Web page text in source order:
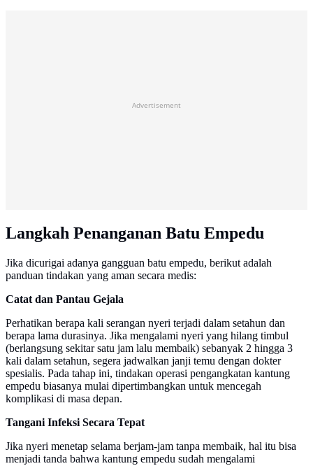
Advertisement
Langkah Penanganan Batu Empedu
Jika dicurigai adanya gangguan batu empedu, berikut adalah
panduan tindakan yang aman secara medis:
Catat dan Pantau Gejala
Perhatikan berapa kali serangan nyeri terjadi dalam setahun dan
berapa lama durasinya. Jika mengalami nyeri yang hilang timbul
(berlangsung sekitar satu jam lalu membaik) sebanyak 2 hingga 3
kali dalam setahun, segera jadwalkan janji temu dengan dokter
spesialis. Pada tahap ini, tindakan operasi pengangkatan kantung
empedu biasanya mulai dipertimbangkan untuk mencegah
komplikasi di masa depan.
Tangani Infeksi Secara Tepat
Jika nyeri menetap selama berjam-jam tanpa membaik, hal itu bisa
menjadi tanda bahwa kantung empedu sudah mengalami